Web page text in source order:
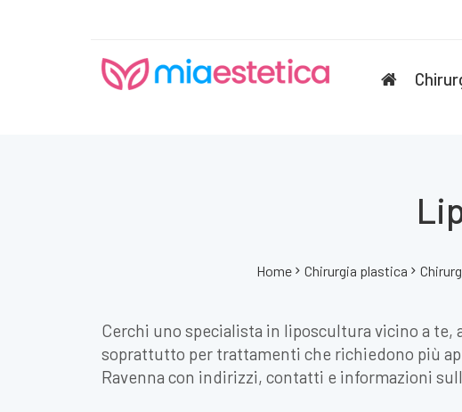
Home Chirurgia plastica
Cerchi uno specialista in liposcultura vicino a
soprattutto per trattamenti che richiedono più
Ravenna con indirizzi, contatti e informazioni